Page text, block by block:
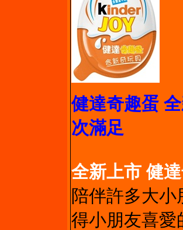
健達奇趣蛋
次滿足
全新上市 健
陪伴許多大
得小朋友喜愛